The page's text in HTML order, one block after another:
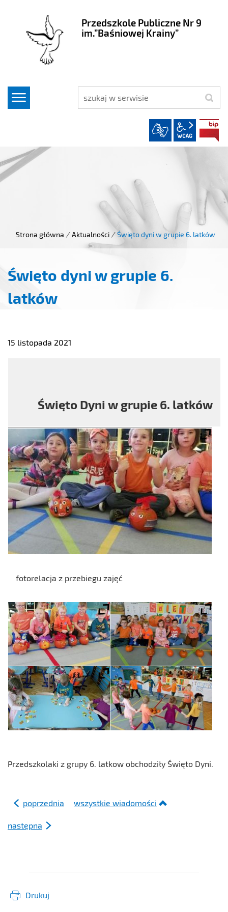
Przedszkole Publiczne Nr 9
im.”Baśniowej Krainy”
szukaj
wcag2.1
Strona główna / Aktualności / Święto dyni w grupie 6. latków
Święto dyni w grupie 6.
latków
15 listopada 2021
Święto Dyni w grupie 6. latków
fotorelacja z przebiegu zajęć
Przedszkolaki z grupy 6. latkow obchodziły Święto Dyni.
poprzednia wszystkie wiadomości
następna
Drukuj